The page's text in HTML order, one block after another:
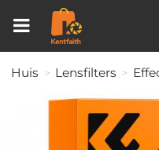
Huis Lensfilters